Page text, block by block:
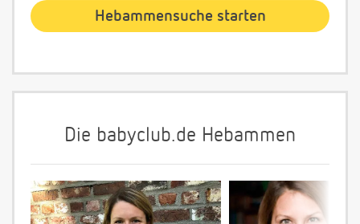
Die babyclub.de Hebammen